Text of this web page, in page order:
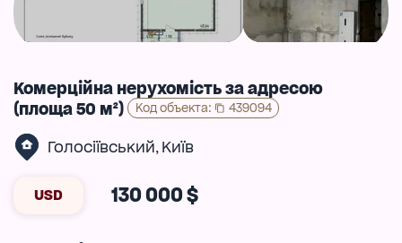
Комерційна нерухомість за адресою
(площа 50 м²)
Код объекта: 439094
Голосіївський, Київ
USD 130 000 $